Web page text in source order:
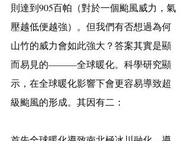
則達到905百帕（對於一個颱風威力，氣
壓越低便越強）。但我們有否想過為何
山竹的威力會如此強大？答案其實是顯
而易見的———全球暖化。科學研究顯
示，在全球暖化影響下會更容易導致超
級颱風的形成。其因有二：